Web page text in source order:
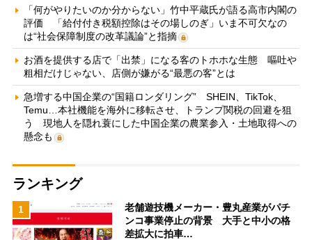
「何がやりたいのか分からない」竹中平蔵氏が語る高市内閣の
評価 「給付付き税額控除はその場しのぎ」いま不可欠なの
は“社会保障制度の改革議論”と指摘
お酒を提供する店で「出禁」になる客のトホホな生態 嘔吐や
粗相だけじゃない、店側が嫌がる“最悪の客”とは
急増する中国企業の“国籍ロンダリング” SHEIN、TikTok、
Temu…本社機能を海外に移転させ、トランプ関税の回避を狙
う 現地人を隠れ蓑にした中国企業の農業参入・土地取得への
懸念も
ランキング
1
老舗遊技機メーカー・豊丸産業がパチ
ンコ事業停止の背景 大手と中小の格
差拡大に拍車…